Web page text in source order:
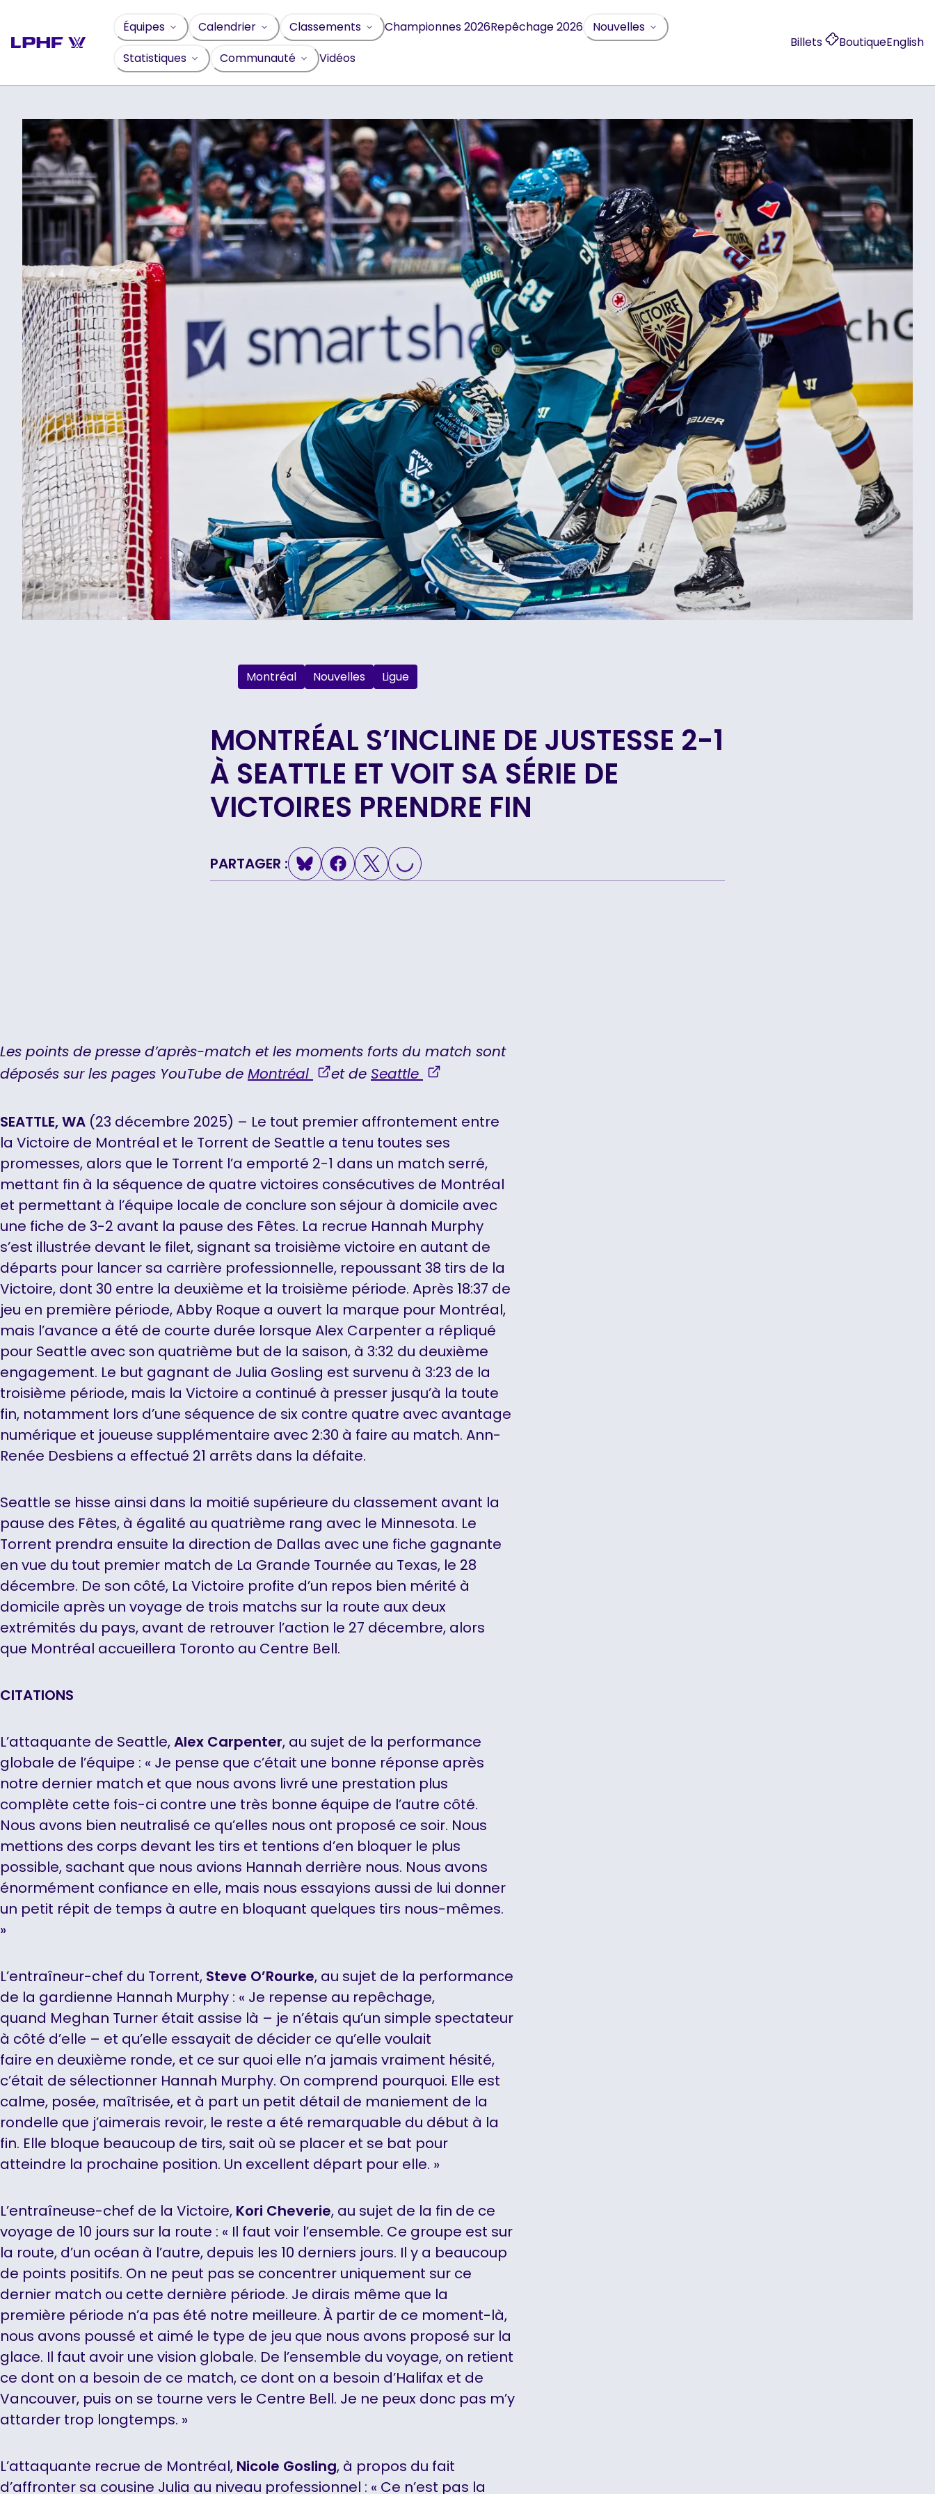
contenu
Équipes Calendrier Classements Championnes 2026Repêchage 2026
Nouvelles
Statistiques
Communauté Vidéos
Billets Boutique
, opens in a new
English
Montréal Nouvelles Ligue
MONTRÉAL S’INCLINE DE JUSTESSE 2-1
À SEATTLE ET VOIT SA SÉRIE DE
VICTOIRES PRENDRE FIN
PARTAGER : LOADING...
Les points de presse d’après-match et les moments forts du match sont
déposés sur les pages YouTube de Montréal
,
in
a
new
tab
et de Seattle
in
a
new
tab
SEATTLE, WA (23 décembre 2025) – Le tout premier affrontement entre
la Victoire de Montréal et le Torrent de Seattle a tenu toutes ses
promesses, alors que le Torrent l’a emporté 2-1 dans un match serré,
mettant fin à la séquence de quatre victoires consécutives de Montréal
et permettant à l’équipe locale de conclure son séjour à domicile avec
une fiche de 3-2 avant la pause des Fêtes. La recrue Hannah Murphy
s’est illustrée devant le filet, signant sa troisième victoire en autant de
départs pour lancer sa carrière professionnelle, repoussant 38 tirs de la
Victoire, dont 30 entre la deuxième et la troisième période. Après 18:37 de
jeu en première période, Abby Roque a ouvert la marque pour Montréal,
mais l’avance a été de courte durée lorsque Alex Carpenter a répliqué
pour Seattle avec son quatrième but de la saison, à 3:32 du deuxième
engagement. Le but gagnant de Julia Gosling est survenu à 3:23 de la
troisième période, mais la Victoire a continué à presser jusqu’à la toute
fin, notamment lors d’une séquence de six contre quatre avec avantage
numérique et joueuse supplémentaire avec 2:30 à faire au match. Ann-
Renée Desbiens a effectué 21 arrêts dans la défaite.
Seattle se hisse ainsi dans la moitié supérieure du classement avant la
pause des Fêtes, à égalité au quatrième rang avec le Minnesota. Le
Torrent prendra ensuite la direction de Dallas avec une fiche gagnante
en vue du tout premier match de La Grande Tournée au Texas, le 28
décembre. De son côté, La Victoire profite d’un repos bien mérité à
domicile après un voyage de trois matchs sur la route aux deux
extrémités du pays, avant de retrouver l’action le 27 décembre, alors
que Montréal accueillera Toronto au Centre Bell.
CITATIONS
L’attaquante de Seattle,Alex Carpenter, au sujet de la performance
globale de l’équipe : « Je pense que c’était une bonne réponse après
notre dernier match et que nous avons livré une prestation plus
complète cette fois-ci contre une très bonne équipe de l’autre côté.
Nous avons bien neutralisé ce qu’elles nous ont proposé ce soir. Nous
mettions des corps devant les tirs et tentions d’en bloquer le plus
possible, sachant que nous avions Hannah derrière nous. Nous avons
énormément confiance en elle, mais nous essayions aussi de lui donner
un petit répit de temps à autre en bloquant quelques tirs nous-mêmes.
»
L’entraîneur-chef du Torrent, Steve O’Rourke, au sujet de la performance
de la gardienne Hannah Murphy : « Je repense au repêchage,
quand Meghan Turner était assise là – je n’étais qu’un simple spectateur
à côté d’elle – et qu’elle essayait de décider ce qu’elle voulait
faire en deuxième ronde, et ce sur quoi elle n’a jamais vraiment hésité,
c’était de sélectionner Hannah Murphy. On comprend pourquoi. Elle est
calme, posée, maîtrisée, et à part un petit détail de maniement de la
rondelle que j’aimerais revoir, le reste a été remarquable du début à la
fin. Elle bloque beaucoup de tirs, sait où se placer et se bat pour
atteindre la prochaine position. Un excellent départ pour elle. »
L’entraîneuse-chef de la Victoire, Kori Cheverie, au sujet de la fin de ce
voyage de 10 jours sur la route : « Il faut voir l’ensemble. Ce groupe est sur
la route, d’un océan à l’autre, depuis les 10 derniers jours. Il y a beaucoup
de points positifs. On ne peut pas se concentrer uniquement sur ce
dernier match ou cette dernière période. Je dirais même que la
première période n’a pas été notre meilleure. À partir de ce moment-là,
nous avons poussé et aimé le type de jeu que nous avons proposé sur la
glace. Il faut avoir une vision globale. De l’ensemble du voyage, on retient
ce dont on a besoin de ce match, ce dont on a besoin d’Halifax et de
Vancouver, puis on se tourne vers le Centre Bell. Je ne peux donc pas m’y
attarder trop longtemps. »
L’attaquante recrue de Montréal, Nicole Gosling, à propos du fait
d’affronter sa cousine Julia au niveau professionnel : « Ce n’est pas la